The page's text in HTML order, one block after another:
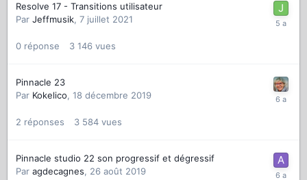
Resolve 17 - Transitions utilisateur
Par Jeffmusik, 7 juillet 2021
0 réponse 3 146 vues
Pinnacle 23
Par Kokelico, 18 décembre 2019
2 réponses 3 584 vues
Pinnacle studio 22 son progressif et dégressif
Par agdecagnes, 26 août 2019